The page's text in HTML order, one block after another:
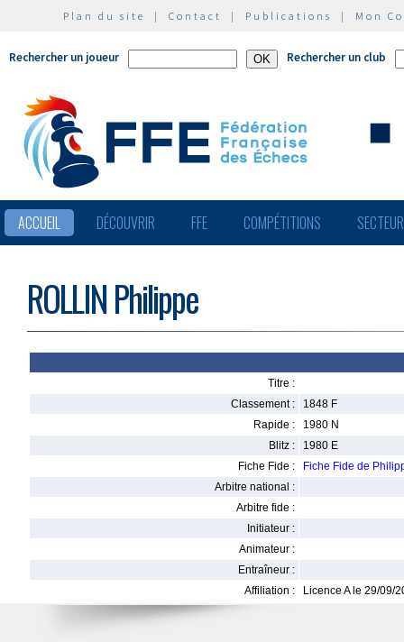
Plan du site | Contact | Publications | Mon
Rechercher un joueur Rechercher un club
ACCUEIL DÉCOUVRIR FFE COMPÉTITIONS
ROLLIN Philippe
Titre :
Classement :
1848 F
Rapide :
1980 N
Blitz :
1980 E
Fiche Fide :
Fiche Fide de
Arbitre national :
Arbitre fide :
Initiateur :
Animateur :
Entraîneur :
Affiliation :
Licence A le 29/09/